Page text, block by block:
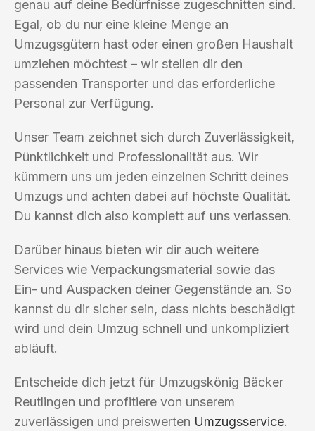
genau auf deine Bedürfnisse zugeschnitten sind.
Egal, ob du nur eine kleine Menge an
Umzugsgütern hast oder einen großen Haushalt
umziehen möchtest – wir stellen dir den
passenden Transporter und das erforderliche
Personal zur Verfügung.
Unser Team zeichnet sich durch Zuverlässigkeit,
Pünktlichkeit und Professionalität aus. Wir
kümmern uns um jeden einzelnen Schritt deines
Umzugs und achten dabei auf höchste Qualität.
Du kannst dich also komplett auf uns verlassen.
Darüber hinaus bieten wir dir auch weitere
Services wie Verpackungsmaterial sowie das
Ein- und Auspacken deiner Gegenstände an. So
kannst du dir sicher sein, dass nichts beschädigt
wird und dein Umzug schnell und unkompliziert
abläuft.
Entscheide dich jetzt für Umzugskönig Bäcker
Reutlingen und profitiere von unserem
zuverlässigen und preiswerten Umzugsservice.